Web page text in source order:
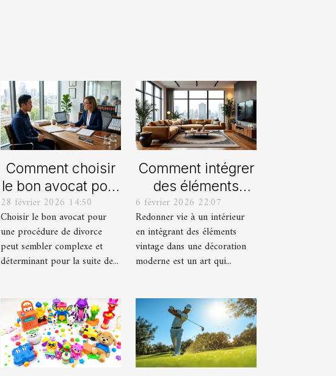
Comment choisir
le bon avocat pour
votre procédure
de divorce ?
28 février 2026 14:50
Choisir le bon avocat pour
une procédure de divorce
peut sembler complexe et
déterminant pour la suite de...
Comment intégrer
des éléments
vintage dans une
décoration
moderne ?
6 février 2026 22:07
Redonner vie à un intérieur
en intégrant des éléments
vintage dans une décoration
moderne est un art qui...